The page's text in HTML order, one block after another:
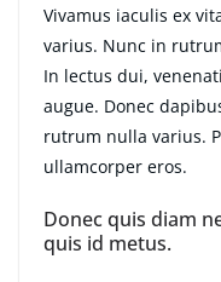
Vivamus iaculis ex
varius. Nunc in
In lectus dui,
augue. Donec
rutrum nulla varius.
ullamcorper eros.
Donec quis diam
quis id metus.